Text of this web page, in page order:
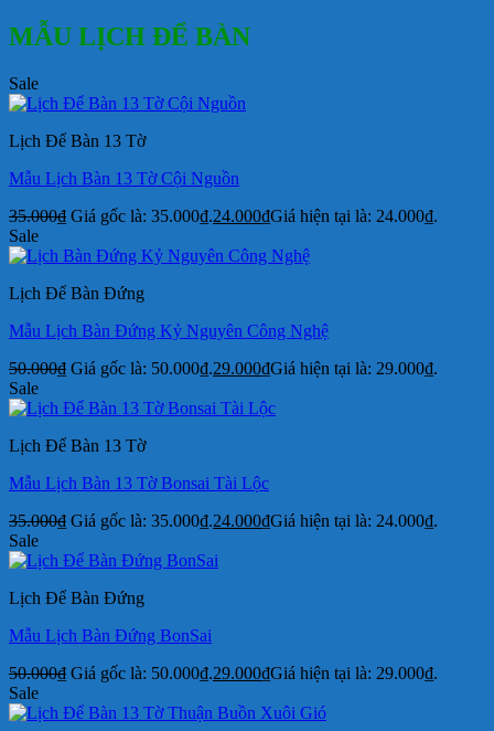
MẪU LỊCH ĐỂ BÀN
Sale
Lịch Để Bàn 13 Tờ
Mẫu Lịch Bàn 13 Tờ Cội Nguồn
35.000₫ Giá gốc là: 35.000₫.24.000₫Giá hiện tại là: 24.000₫.
Sale
Lịch Để Bàn Đứng
Mẫu Lịch Bàn Đứng Kỷ Nguyên Công Nghệ
50.000₫ Giá gốc là: 50.000₫.29.000₫Giá hiện tại là: 29.000₫.
Sale
Lịch Để Bàn 13 Tờ
Mẫu Lịch Bàn 13 Tờ Bonsai Tài Lộc
35.000₫ Giá gốc là: 35.000₫.24.000₫Giá hiện tại là: 24.000₫.
Sale
Lịch Để Bàn Đứng
Mẫu Lịch Bàn Đứng BonSai
50.000₫ Giá gốc là: 50.000₫.29.000₫Giá hiện tại là: 29.000₫.
Sale